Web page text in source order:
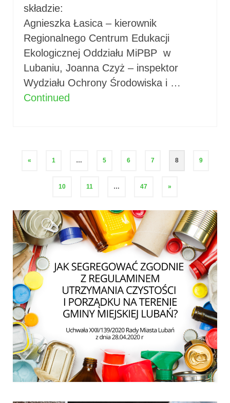
Agnieszka Łasica – kierownik
Regionalnego Centrum Edukacji
Ekologicznej Oddziału MiPBP w
Lubaniu, Joanna Czyż – inspektor
Wydziału Ochrony Środowiska i …
Continued
Stronicowanie
« 1 … 5 6 7 8 9
10 11 … 47 »